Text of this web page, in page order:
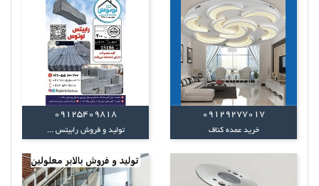
09129277017
خرید عمده کناف
09125409818
تولید و فروش رابیتس ...